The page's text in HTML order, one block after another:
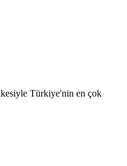
Türkiye'nin en çok